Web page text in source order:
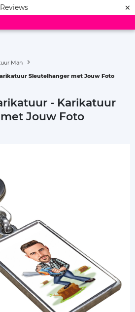
Reviews ×
Man
Sleutelhanger met Jouw Foto
- Karikatuur
Jouw Foto